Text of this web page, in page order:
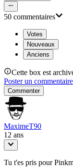
50 commentaires
Votes
Nouveaux
Anciens
Cette box est
Poster un commentaire
Commenter
MaximeT90
12 ans
Tu t'es pris pour